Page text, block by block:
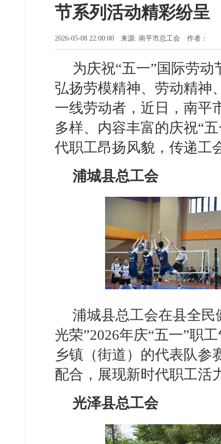
节系列活动精彩纷呈
2026-05-08 22:00:00 来源: 南平市总工会 作者：
为庆祝“五一”国际劳
弘扬劳模精神、劳动精神
一线劳动者，近日，南平
多样、内容丰富的庆祝“
代职工昂扬风貌，传递工
浦城县总工会
浦城县总工会在县全
光荣”2026年庆“五一”职
乡镇（街道）的代表队参
配合，展现新时代职工活
光泽县总工会